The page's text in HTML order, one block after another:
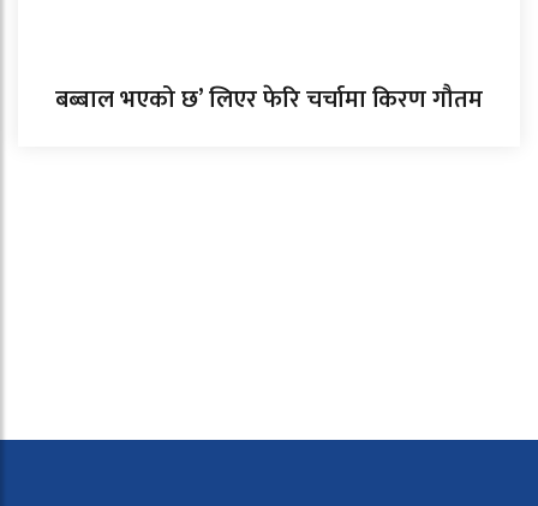
बब्बाल भएको छ’ लिएर फेरि चर्चामा किरण गौतम